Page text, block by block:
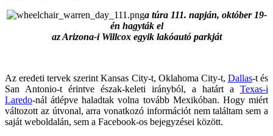
a túra 111. napján, október 19-
én hagyták el
az Arizona-i Willcox egyik lakóautó parkját
Az eredeti tervek szerint Kansas City-t, Oklahoma City-t, Dallas-t és
San Antonio-t érintve észak-keleti irányból, a határt a Texas-i
Laredo-nál átlépve haladtak volna tovább Mexikóban. Hogy miért
változott az útvonal, arra vonatkozó információt nem találtam sem a
saját weboldalán, sem a Facebook-os bejegyzései között.